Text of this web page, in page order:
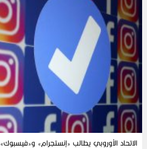
الاتحاد الأوروبي يطالب «إنستجرام»